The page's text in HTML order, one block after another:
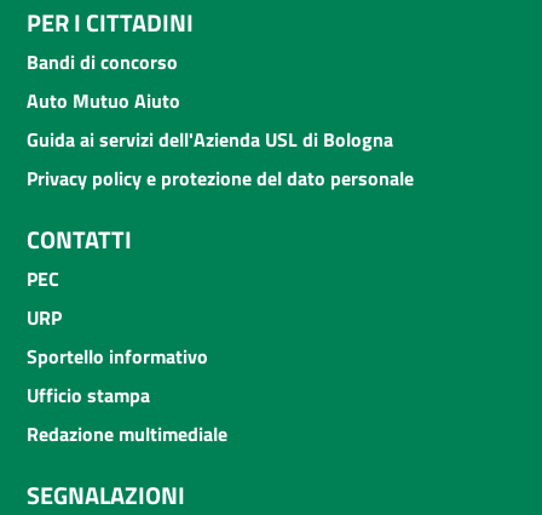
PER I CITTADINI
Bandi di concorso
Auto Mutuo Aiuto
Guida ai servizi dell'Azienda USL di Bologna
Privacy policy e protezione del dato personale
CONTATTI
PEC
URP
Sportello informativo
Ufficio stampa
Redazione multimediale
SEGNALAZIONI